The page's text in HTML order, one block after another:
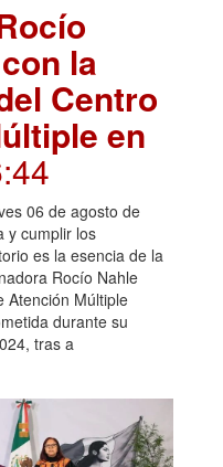
la
Centro
en
06 de agosto de
y cumplir los
es la esencia de la
Rocío Nahle
Atención Múltiple
durante su
tras a